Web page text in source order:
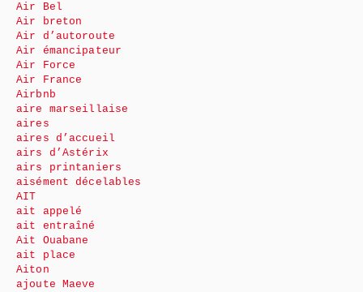
Air Bel
Air breton
Air d’autoroute
Air émancipateur
Air Force
Air France
Airbnb
aire marseillaise
aires
aires d’accueil
airs d’Astérix
airs printaniers
aisément décelables
AIT
ait appelé
ait entraîné
Ait Ouabane
ait place
Aiton
ajoute Maeve